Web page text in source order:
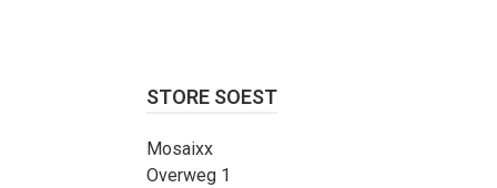
STORE SOEST
Mosaixx
Overweg 1